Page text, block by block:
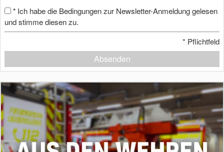
* Ich habe die Bedingungen zur Newsletter-Anmeldung gelesen
und stimme diesen zu.
* Pflichtfeld
Absenden